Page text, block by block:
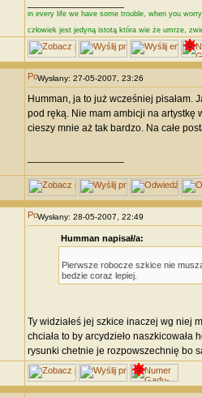
in every life we have some trouble, when you
człowiek jest jedyną istotą która wie że umrze,
Wysłany: 27-05-2007, 23:26
Humman, ja to już wcześniej pisałam.
pod ręką. Nie mam ambicji na artystkę
cieszy mnie aż tak bardzo. Na całe
Wysłany: 28-05-2007, 22:49
Humman napisał/a:
Pierwsze robocze szkice nie
bedzie coraz lepiej.
Ty widziałeś jej szkice inaczej wg niej
chciała to by arcydzieło
rysunki chetnie je rozpowszechnię bo